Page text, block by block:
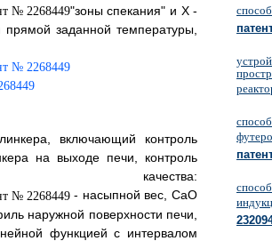
"зоны спекания" и Х -
заданной температуры,
включающий контроль
на выходе печи, контроль
- насыпной вес, СаО
наружной поверхности печи,
функцией с интервалом